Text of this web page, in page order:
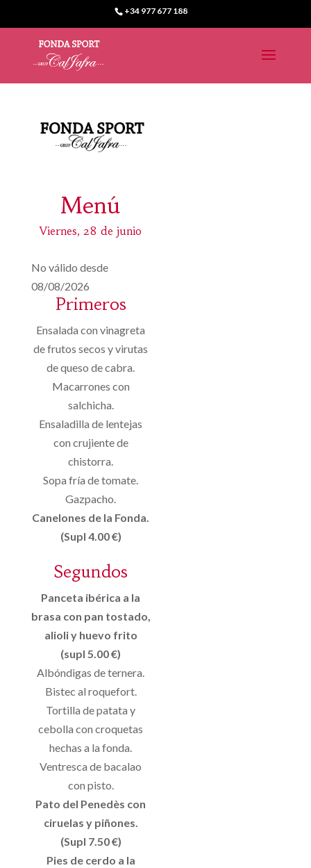
+34 977 677 188
Menú
Viernes, 28 de junio
No válido desde
08/08/2026
Primeros
Ensalada con vinagreta
de frutos secos y virutas
de queso de cabra.
Macarrones con
salchicha.
Ensaladilla de lentejas
con crujiente de
chistorra.
Sopa fría de tomate.
Gazpacho.
Canelones de la Fonda.
(Supl 4.00 €)
Segundos
Panceta ibérica a la
brasa con pan tostado,
alioli y huevo frito
(supl 5.00 €)
Albóndigas de ternera.
Bistec al roquefort.
Tortilla de patata y
cebolla con croquetas
hechas a la fonda.
Ventresca de bacalao
con pisto.
Pato del Penedès con
ciruelas y piñones.
(Supl 7.50 €)
Pies de cerdo a la